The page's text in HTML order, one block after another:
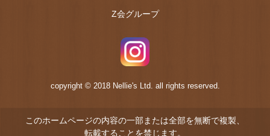
Z会グループ
copyright © 2018 Nellie's Ltd. all rights reserved.
このホームページの内容の一部または全部を無断で複製、
転載することを禁じます。